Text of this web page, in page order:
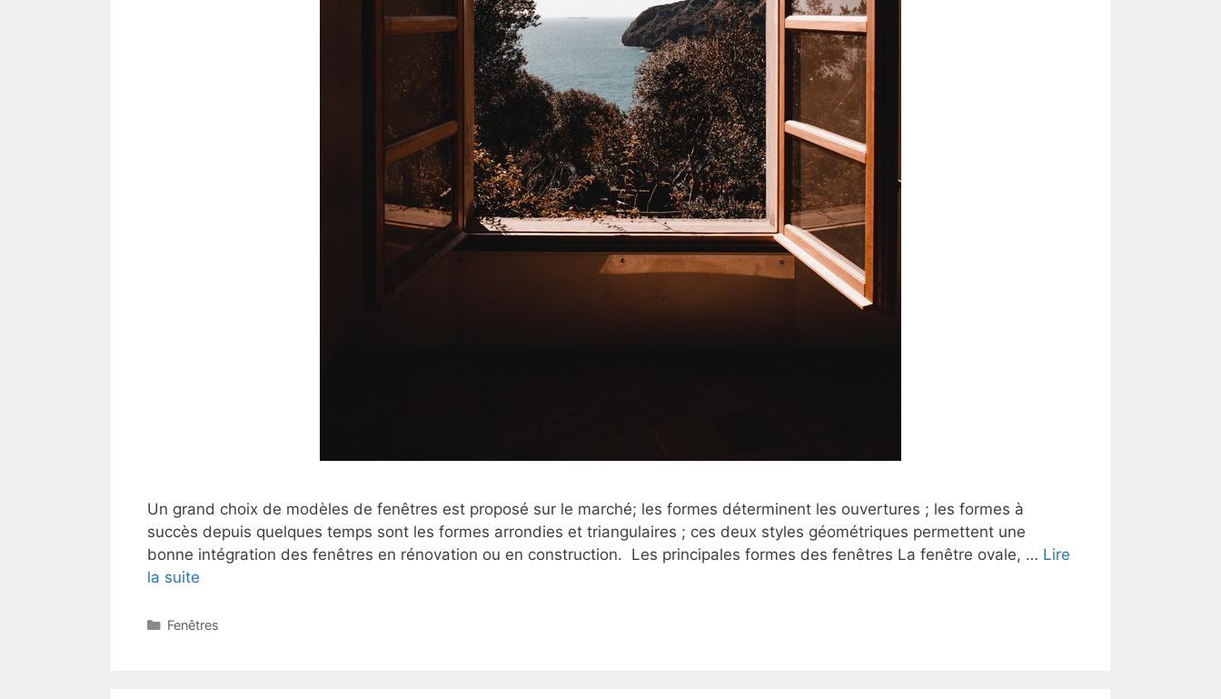
Un grand choix de modèles de fenêtres est proposé sur le marché; les formes déterminent les ouvertures ; les formes à
succès depuis quelques temps sont les formes arrondies et triangulaires ; ces deux styles géométriques permettent une
bonne intégration des fenêtres en rénovation ou en construction. Les principales formes des fenêtres La fenêtre ovale, … Lire
la suite
Catégories
Fenêtres